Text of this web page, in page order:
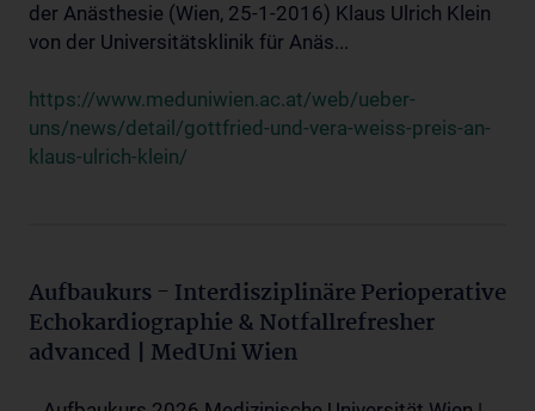
der Anästhesie (Wien, 25-1-2016) Klaus Ulrich Klein
von der Universitätsklinik für Anäs...
https://www.meduniwien.ac.at/web/ueber-
uns/news/detail/gottfried-und-vera-weiss-preis-an-
klaus-ulrich-klein/
Aufbaukurs - Interdisziplinäre Perioperative
Echokardiographie & Notfallrefresher
advanced | MedUni Wien